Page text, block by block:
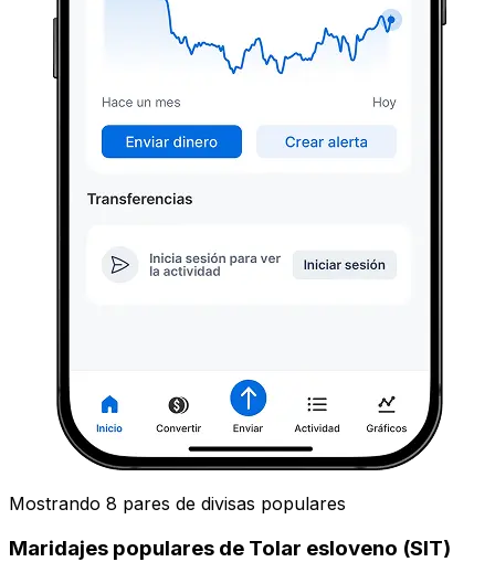
Mostrando 8 pares de divisas populares
Maridajes populares de Tolar esloveno (SIT)